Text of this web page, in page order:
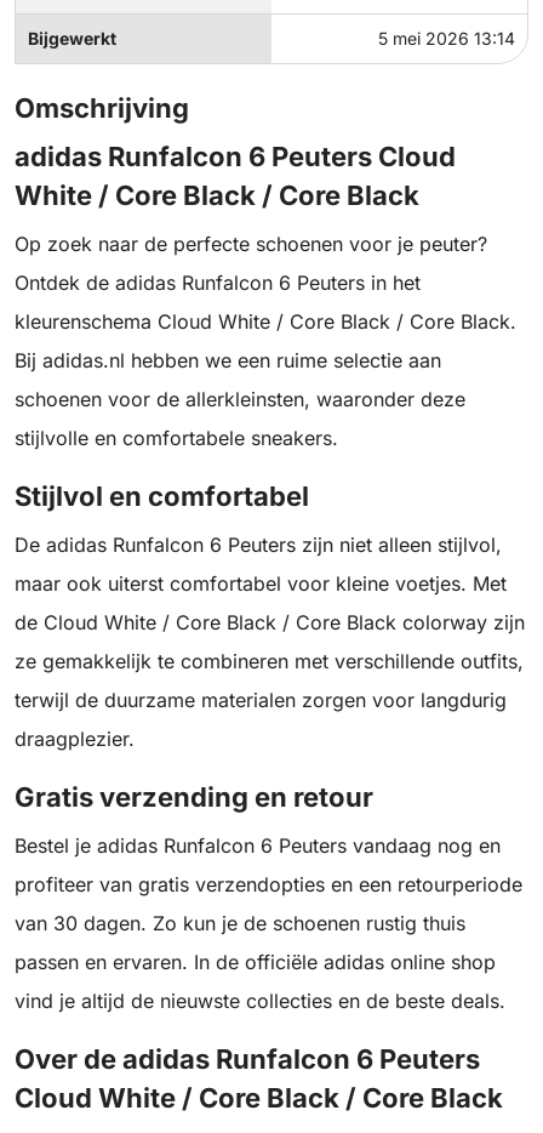
Bijgewerkt 5 mei 2026 13:14
Omschrijving
adidas Runfalcon 6 Peuters Cloud
White / Core Black / Core Black
Op zoek naar de perfecte schoenen voor je peuter?
Ontdek de adidas Runfalcon 6 Peuters in het
kleurenschema Cloud White / Core Black / Core Black.
Bij adidas.nl hebben we een ruime selectie aan
schoenen voor de allerkleinsten, waaronder deze
stijlvolle en comfortabele sneakers.
Stijlvol en comfortabel
De adidas Runfalcon 6 Peuters zijn niet alleen stijlvol,
maar ook uiterst comfortabel voor kleine voetjes. Met
de Cloud White / Core Black / Core Black colorway zijn
ze gemakkelijk te combineren met verschillende outfits,
terwijl de duurzame materialen zorgen voor langdurig
draagplezier.
Gratis verzending en retour
Bestel je adidas Runfalcon 6 Peuters vandaag nog en
profiteer van gratis verzendopties en een retourperiode
van 30 dagen. Zo kun je de schoenen rustig thuis
passen en ervaren. In de officiële adidas online shop
vind je altijd de nieuwste collecties en de beste deals.
Over de adidas Runfalcon 6 Peuters
Cloud White / Core Black / Core Black